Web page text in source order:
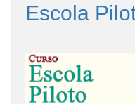
Escola